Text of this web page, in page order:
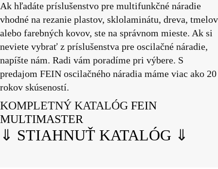
Ak hľadáte príslušenstvo pre multifunkčné náradie
vhodné na rezanie plastov, sklolaminátu, dreva, tmelov
alebo farebných kovov, ste na správnom mieste. Ak si
neviete vybrať z príslušenstva pre oscilačné náradie,
napíšte nám. Radi vám poradíme pri výbere. S
predajom FEIN oscilačného náradia máme viac ako 20
rokov skúseností.
KOMPLETNÝ KATALÓG FEIN
MULTIMASTER
⇓ STIAHNUŤ KATALÓG ⇓